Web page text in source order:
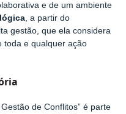
e de um ambiente
, a partir do
gestão, que ela considera
toda e qualquer ação
de Conflitos” é parte